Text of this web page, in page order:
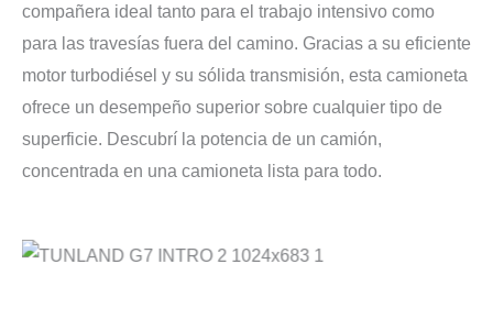
compañera ideal tanto para el trabajo intensivo como
para las travesías fuera del camino. Gracias a su eficiente
motor turbodiésel y su sólida transmisión, esta camioneta
ofrece un desempeño superior sobre cualquier tipo de
superficie. Descubrí la potencia de un camión,
concentrada en una camioneta lista para todo.